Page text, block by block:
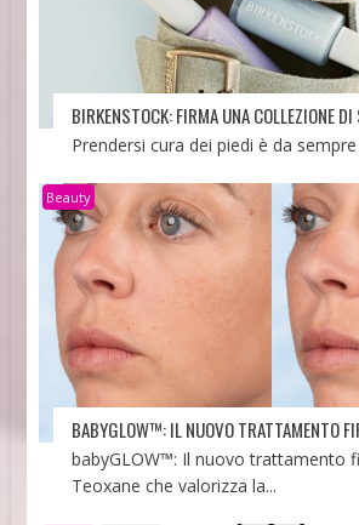
BIRKENSTOCK: FIRMA UNA COLLEZIONE
Prendersi cura dei piedi è da
Beauty
BABYGLOW™: IL NUOVO TRATTAMENTO
babyGLOW™: Il nuovo trattamento
Teoxane che valorizza la...